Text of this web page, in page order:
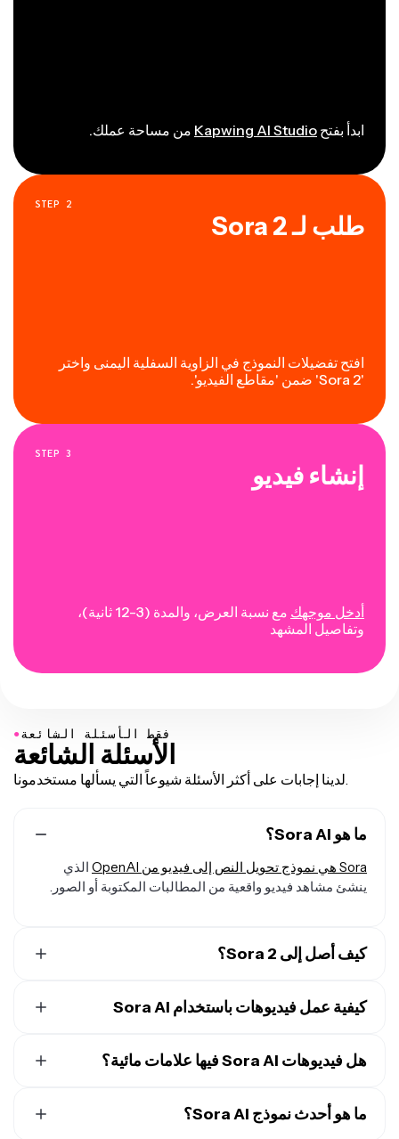
ابدأ بفتح Kapwing AI Studio من مساحة عملك.
STEP 2
طلب لـ Sora 2
افتح تفضيلات النموذج في الزاوية السفلية اليمنى واختر
'Sora 2' ضمن 'مقاطع الفيديو'.
STEP 3
إنشاء فيديو
أدخل موجهك
مع نسبة العرض، والمدة (3-12 ثانية)،
وتفاصيل المشهد
●فقط الأسئلة الشائعة
الأسئلة الشائعة
لدينا إجابات على أكثر الأسئلة شيوعاً التي يسألها مستخدمونا.
ما هو Sora AI؟
Sora هي نموذج تحويل النص إلى فيديو من OpenAI
الذي
ينشئ مشاهد فيديو واقعية من المطالبات المكتوبة أو الصور.
كيف أصل إلى Sora 2؟
Studio — لا حاجة لحساب OpenAI منفصل.
كيفية عمل فيديوهات باستخدام Sora AI
واختر "Sora 2" من قائمة نماذج الذكاء الاصطناعي. أدخل نص
الخاص بك.
هل فيديوهات Sora AI فيها علامات مائية؟
Sora علامات مائية أو قيود على الاستخدام حسب خطتك
ما هو أحدث نموذج Sora AI؟